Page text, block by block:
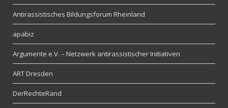
Antirassistisches Bildungsforum Rheinland
apabiz
Argumente e.V. – Netzwerk antirassistischer Initiativen
ART Dresden
DerRechteRand